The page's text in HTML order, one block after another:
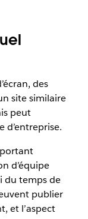
des
site similaire
peut
d’équipe
du temps de
publier
et l’aspect